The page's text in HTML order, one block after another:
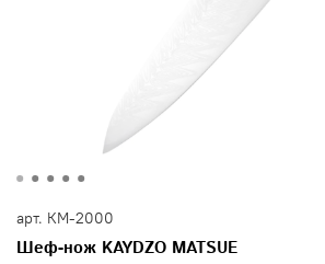
арт. КМ-2000
Шеф-нож KAYDZO MATSUE